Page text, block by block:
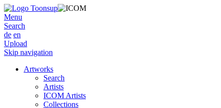
Menu
Search
de en
Upload
Skip navigation
Artworks
Search
Artists
ICOM Artists
Collections